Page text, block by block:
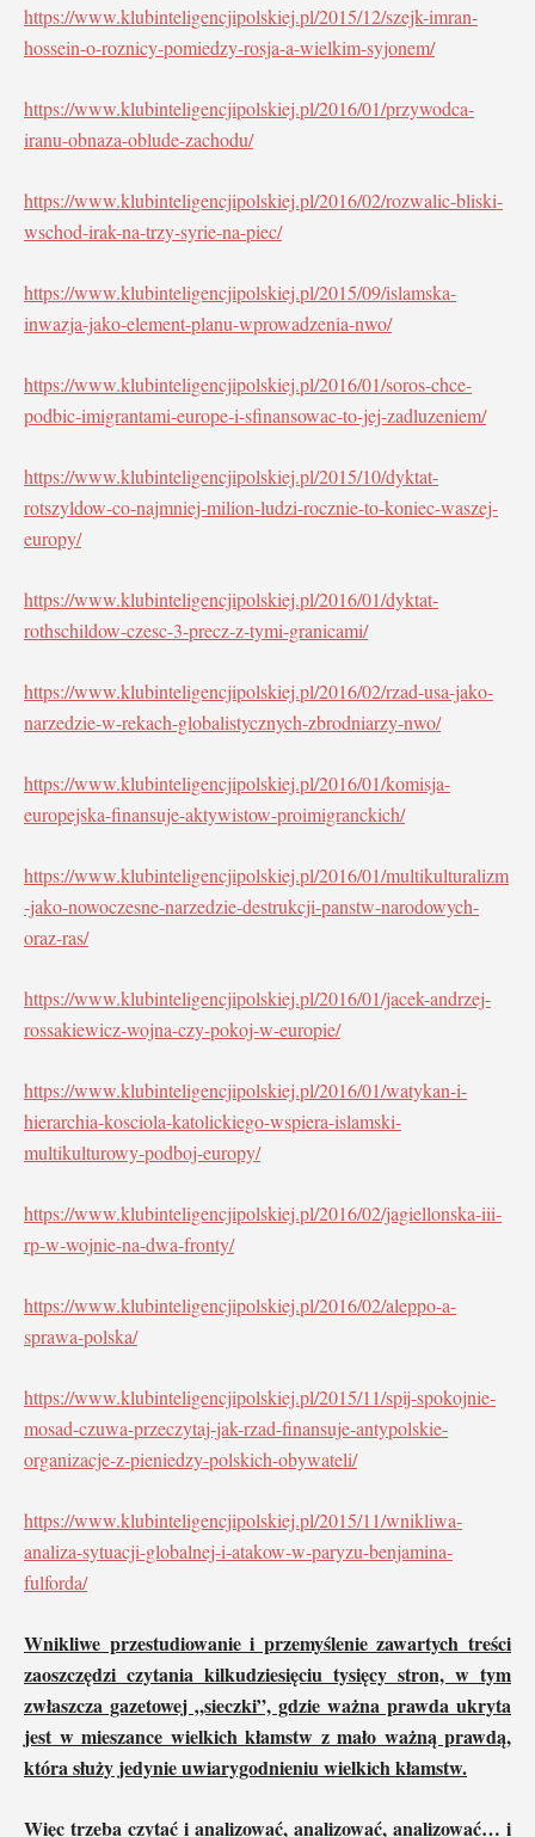
https://www.klubinteligencjipolskiej.pl/2015/12/szejk-imran-
hossein-o-roznicy-pomiedzy-rosja-a-wielkim-syjonem/
https://www.klubinteligencjipolskiej.pl/2016/01/przywodca-
iranu-obnaza-oblude-zachodu/
https://www.klubinteligencjipolskiej.pl/2016/02/rozwalic-bliski-
wschod-irak-na-trzy-syrie-na-piec/
https://www.klubinteligencjipolskiej.pl/2015/09/islamska-
inwazja-jako-element-planu-wprowadzenia-nwo/
https://www.klubinteligencjipolskiej.pl/2016/01/soros-chce-
podbic-imigrantami-europe-i-sfinansowac-to-jej-zadluzeniem/
https://www.klubinteligencjipolskiej.pl/2015/10/dyktat-
rotszyldow-co-najmniej-milion-ludzi-rocznie-to-koniec-waszej-
europy/
https://www.klubinteligencjipolskiej.pl/2016/01/dyktat-
rothschildow-czesc-3-precz-z-tymi-granicami/
https://www.klubinteligencjipolskiej.pl/2016/02/rzad-usa-jako-
narzedzie-w-rekach-globalistycznych-zbrodniarzy-nwo/
https://www.klubinteligencjipolskiej.pl/2016/01/komisja-
europejska-finansuje-aktywistow-proimigranckich/
https://www.klubinteligencjipolskiej.pl/2016/01/multikulturalizm
-jako-nowoczesne-narzedzie-destrukcji-panstw-narodowych-
oraz-ras/
https://www.klubinteligencjipolskiej.pl/2016/01/jacek-andrzej-
rossakiewicz-wojna-czy-pokoj-w-europie/
https://www.klubinteligencjipolskiej.pl/2016/01/watykan-i-
hierarchia-kosciola-katolickiego-wspiera-islamski-
multikulturowy-podboj-europy/
https://www.klubinteligencjipolskiej.pl/2016/02/jagiellonska-iii-
rp-w-wojnie-na-dwa-fronty/
https://www.klubinteligencjipolskiej.pl/2016/02/aleppo-a-
sprawa-polska/
https://www.klubinteligencjipolskiej.pl/2015/11/spij-spokojnie-
mosad-czuwa-przeczytaj-jak-rzad-finansuje-antypolskie-
organizacje-z-pieniedzy-polskich-obywateli/
https://www.klubinteligencjipolskiej.pl/2015/11/wnikliwa-
analiza-sytuacji-globalnej-i-atakow-w-paryzu-benjamina-
fulforda/
Wnikliwe przestudiowanie i przemyślenie zawartych treści
zaoszczędzi czytania kilkudziesięciu tysięcy stron, w tym
zwłaszcza gazetowej „sieczki”, gdzie ważna prawda ukryta
jest w mieszance wielkich kłamstw z mało ważną prawdą,
która służy jedynie uwiarygodnieniu wielkich kłamstw.
Więc trzeba czytać i analizować, analizować, analizować… i